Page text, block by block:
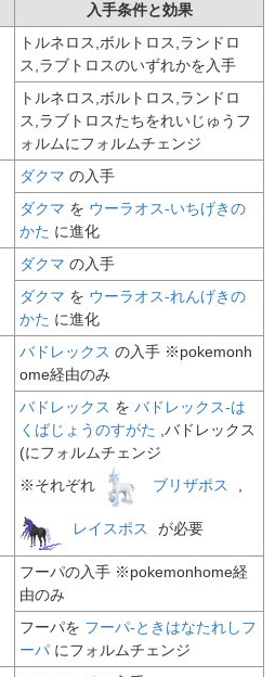
入手条件と効果
トルネロス,ボルトロス,ランドロ
ス,ラブトロスのいずれかを入手
トルネロス,ボルトロス,ランドロ
ス,ラブトロスたちをれいじゅうフ
ォルムにフォルムチェンジ
ダクマ の入手
ダクマ を ウーラオス-いちげきの
かた に進化
ダクマ の入手
ダクマ を ウーラオス-れんげきの
かた に進化
バドレックス の入手 ※pokemonh
ome経由のみ
バドレックス を バドレックス-は
くばじょうのすがた ,バドレックス
(にフォルムチェンジ
※それぞれ
ブリザポス
レイスポス が必要
フーパの入手 ※pokemonhome経
由のみ
フーパを フーパ-ときはなたれしフ
ーパ にフォルムチェンジ